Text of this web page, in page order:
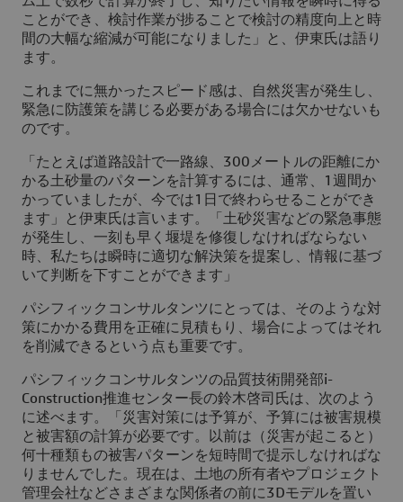
ことができ、検討作業が捗ることで検討の精度向上と時
間の大幅な縮減が可能になりました」と、伊東氏は語り
ます。
これまでに無かったスピード感は、自然災害が発生し、
緊急に防護策を講じる必要がある場合には欠かせないも
のです。
「たとえば道路設計で一路線、300メートルの距離にか
かる土砂量のパターンを計算するには、通常、1週間か
かっていましたが、今では1日で終わらせることができ
ます」と伊東氏は言います。「土砂災害などの緊急事態
が発生し、一刻も早く堰堤を修復しなければならない
時、私たちは瞬時に適切な解決策を提案し、情報に基づ
いて判断を下すことができます」
パシフィックコンサルタンツにとっては、そのような対
策にかかる費用を正確に見積もり、場合によってはそれ
を削減できるという点も重要です。
パシフィックコンサルタンツの品質技術開発部i-
Construction推進センター長の鈴木啓司氏は、次のよう
に述べます。「災害対策には予算が、予算には被害規模
と被害額の計算が必要です。以前は（災害が起こると）
何十種類もの被害パターンを短時間で提示しなければな
りませんでした。現在は、土地の所有者やプロジェクト
管理会社などさまざまな関係者の前に3Dモデルを置い